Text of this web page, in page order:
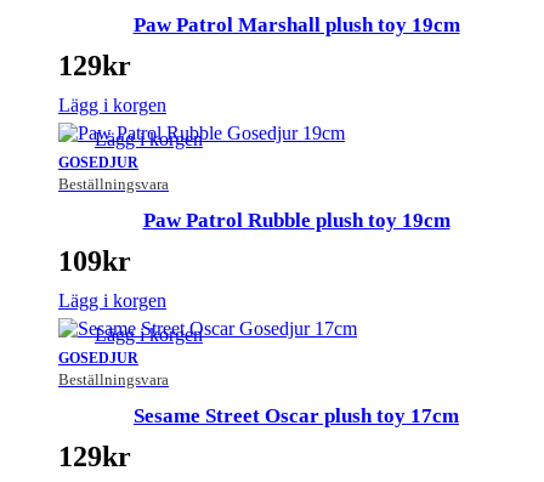
Paw Patrol Marshall plush toy 19cm
129kr
Lägg i korgen
GOSEDJUR
Beställningsvara
Lägg i korgen
Paw Patrol Rubble plush toy 19cm
109kr
Lägg i korgen
GOSEDJUR
Beställningsvara
Lägg i korgen
Sesame Street Oscar plush toy 17cm
129kr